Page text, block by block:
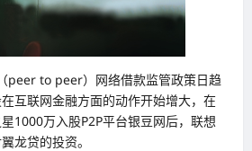
peer to peer）网络借款监管政策日趋
互联网金融方面的动作开始增大，在
1000万入股P2P平台银豆网后，联想
龙贷的投资。